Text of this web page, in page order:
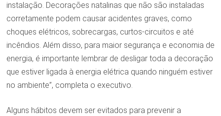
instalação. Decorações natalinas que não são instaladas
corretamente podem causar acidentes graves, como
choques elétricos, sobrecargas, curtos-circuitos e até
incêndios. Além disso, para maior segurança e economia de
energia, é importante lembrar de desligar toda a decoração
que estiver ligada à energia elétrica quando ninguém estiver
no ambiente”, completa o executivo.
Alguns hábitos devem ser evitados para prevenir a